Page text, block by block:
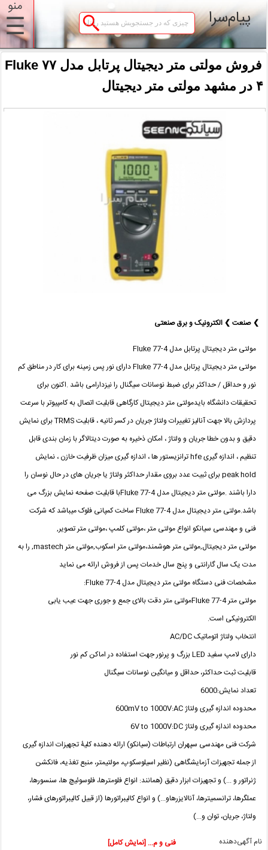
منو
☰ پیام‌سرا
فروش مولتی متر دیجیتال پرتابل مدل Fluke ۷۷
۴ در مشهد مولتی متر دیجیتال
❯ صنعت ❯ الکترونیک و برق صنعتی
مولتی متر دیجیتال پرتابل مدل Fluke 77-4
مولتی متر دیجیتال پرتابل مدل Fluke 77-4 دارای نور پس زمینه برای کار در مناطق کم
نور و حداقل / حداکثر برای ضبط نوسانات سیگنال را نیزدارامی باشد .اکنون برای
تحقیقات دانشگاه بایدمولتی متر دیجیتال کارگاهی قابلیت اتصال به کامپیوتر با سرعت
پردازش بالا جهت آنالیز تغییرات ولتاژ جریان در کسر ثانیه ، قابلیت TRMS برای نمایش
دقیق و بدون خطا جریان و ولتاژ ، امکان ذخیره به صورت دیتالاگر با زمان بندی قابل
تنظیم ، اندازه گیری hfe ترانزیستور ها ، اندازه گیری میزان ظرفیت خازن ، نمایش
peak hold برای ثبیت عدد بروی مقدار حداکثر ولتاژ یا جریان های در حال نوسان را
دارا باشند .مولتی متر دیجیتال مدل Fluke 77-4با قابلیت صفحه نمایش بزرگ می
باشد.مولتی متر دیجیتال مدل Fluke 77-4 ساخت کمپانی فلوک میباشد که شرکت
فنی و مهندسی سیانکو انواع مولتی متر ،مولتی کلمپ ،مولتی متر تصویر,
مولتی متر دیجیتال,مولتی متر هوشمند،مولتی متر اسکوب,مولتی متر mastech, را به
مدت یک سال گارانتی و پنج سال خدمات پس از فروش ارائه می نماید
مشخصات فنی دستگاه مولتی متر دیجیتال مدل Fluke 77-4:
مولتی متر Fluke 77-4مولتی متر دقت بالای جمع و جوری جهت عیب یابی
الکترونیکی است.
انتخاب ولتاژ اتوماتیک AC/DC
دارای لامپ سفید LED بزرگ و پرنور جهت استفاده در اماکن کم نور
قابلیت ثبت حداکثر، حداقل و میانگین نوسانات سیگنال
تعداد نمایش:6000
محدوده اندازه گیری ولتاژ 600mV to 1000V:AC
محدوده اندازه گیری ولتاژ 6V to 1000V:DC
شرکت فنی مهندسی سپهران ارتباطات (سیانکو) ارائه دهنده کلیۀ تجهیزات اندازه گیری
از جمله تجهیزات آزمایشگاهی (نظیر اسیلوسکوپ، مولتیمتر، منبع تغذیه، فانکشن
ژنراتور و ...) و تجهیزات ابزار دقیق (همانند: انواع فلومترها، فلوسوئیچ ها، سنسورها،
عملگرها، ترانسمیترها، آنالایزرهاو...) و انواع کالیبراتورها (از قبیل کالیبراتورهای فشار،
ولتاژ، جریان، توان و...)
نام آگهی‌دهنده
فنی و م... [نمایش کامل]